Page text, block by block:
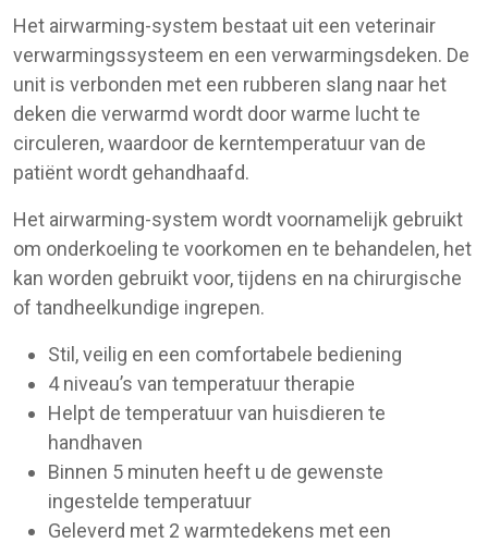
Het airwarming-system bestaat uit een veterinair
verwarmingssysteem en een verwarmingsdeken. De
unit is verbonden met een rubberen slang naar het
deken die verwarmd wordt door warme lucht te
circuleren, waardoor de kerntemperatuur van de
patiënt wordt gehandhaafd.
Het airwarming-system wordt voornamelijk gebruikt
om onderkoeling te voorkomen en te behandelen, het
kan worden gebruikt voor, tijdens en na chirurgische
of tandheelkundige ingrepen.
Stil, veilig en een comfortabele bediening
4 niveau’s van temperatuur therapie
Helpt de temperatuur van huisdieren te
handhaven
Binnen 5 minuten heeft u de gewenste
ingestelde temperatuur
Geleverd met 2 warmtedekens met een